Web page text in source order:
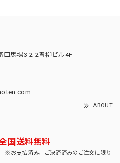
田馬場3-2-2青柳ビル4F
ABOUT
国送料無料
※お支払済み、ご決済済みのご注文に限り